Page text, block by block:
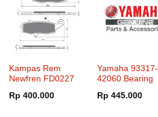
Kampas Rem
Newfren FD0227
Rp 400.000
Yamaha 93317-
42060 Bearing
Rp 445.000